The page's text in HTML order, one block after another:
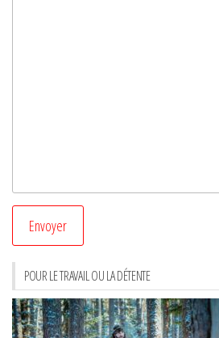
POUR LE TRAVAIL OU LA DÉTENTE